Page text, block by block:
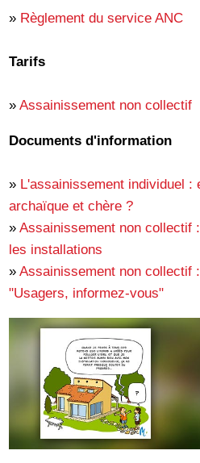
» Règlement du service ANC
Tarifs
»Assainissement non collectif
Documents d'information
» L'assainissement individuel :
archaïque et chère ?
»Assainissement non collectif
les installations
»Assainissement non collectif
"Usagers, informez-vous"